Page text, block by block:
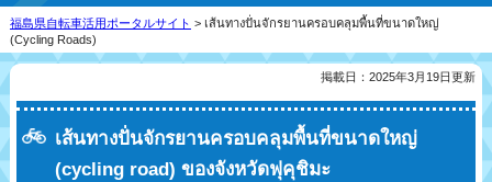
福島県自転車活用ポータルサイト > เส้นทางปั่นจักรยานครอบคลุมพื้นที่ขนาดใหญ่
(Cycling Roads)
掲載日：2025年3月19日更新
เส้นทางปั่นจักรยานครอบคลุมพื้นที่ขนาดใหญ่
(cycling road) ของจังหวัดฟุคุชิมะ